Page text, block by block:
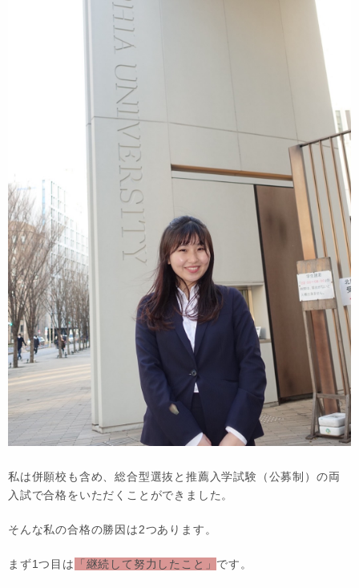
私は併願校も含め、総合型選抜と推薦入学試験（公募制）の両
入試で合格をいただくことができました。
そんな私の合格の勝因は2つあります。
まず1つ目は 「継続して努力したこと」 です。